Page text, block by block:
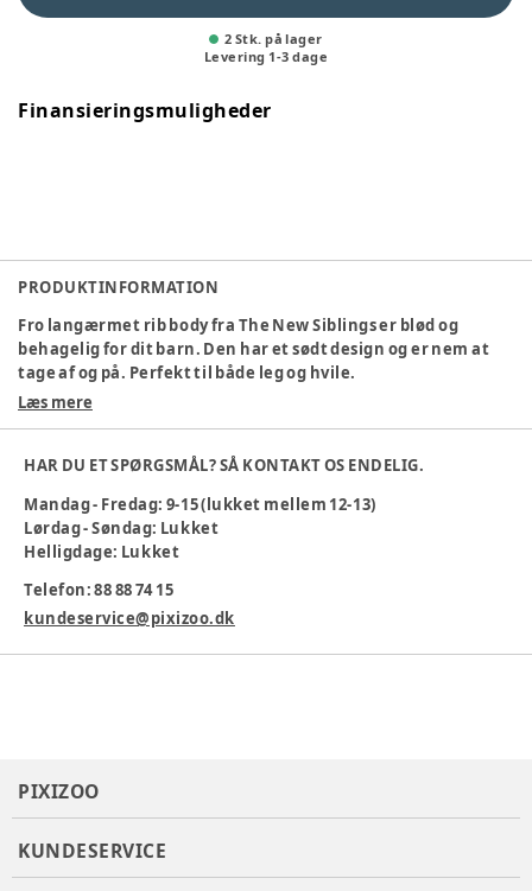
2 Stk. på lager
Levering 1-3 dage
Finansieringsmuligheder
PRODUKTINFORMATION
Fro langærmet rib body fra The New Siblings er blød og
behagelig for dit barn. Den har et sødt design og er nem at
tage af og på. Perfekt til både leg og hvile.
95 % økologisk bomuld, 5 % elastan
Blødt materiale
Ribstruktur for ekstra komfort
Nem at åbne med trykknapper
Vask ved 30 °C
større børn.
Farve:Rosa
Materiale:95% Cotton, 5% Elastane
Læs mere
HAR DU ET SPØRGSMÅL? SÅ KONTAKT OS ENDELIG.
Mandag - Fredag: 9-15 (lukket mellem 12-13)
Lørdag - Søndag: Lukket
Helligdage: Lukket
Telefon: 88 88 74 15
kundeservice@pixizoo.dk
PIXIZOO
KUNDESERVICE